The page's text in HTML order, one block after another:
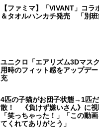
【ファミマ】「VIVANT」コ
＆タオルハンカチ発売 「別班
ユニクロ「エアリズム3Dマス
用時のフィット感をアップデ
充
4匹の子猫がお団子状態→1匹
散！ 《負けず嫌いさん》に視
「笑っちゃった！」「この動
てくれてありがとう」